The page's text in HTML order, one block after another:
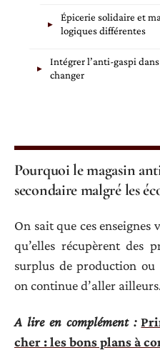
Épicerie solidaire et
logiques différentes
Intégrer l’anti-gaspi
changer
Pourquoi le magasin
secondaire malgré les
On sait que ces
qu’elles récupèrent des
surplus de production ou
on continue d’aller
A lire en complément :
cher : les bons plans à